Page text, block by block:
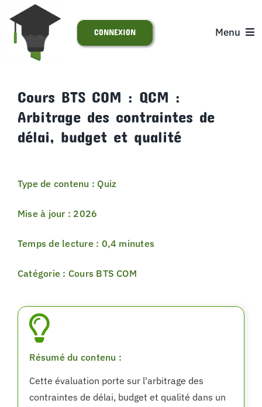
Passer
contenu
Menu
S’INSCRIRE
SUPPORT
CONNEXION
Cours BTS COM : QCM :
Arbitrage des contraintes de
délai, budget et qualité
Type de contenu : Quiz
Mise à jour : 2026
Temps de lecture : 0,4 minutes
Catégorie : Cours BTS COM
Résumé du contenu :
Cette évaluation porte sur l'arbitrage des
contraintes de délai, budget et qualité dans un